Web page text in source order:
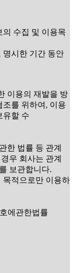
수집 및 이용목
명시한 기간 동안
이용의 재발을 방
조를 위하여, 이용
유할 수
한 법률 등 관계
우 회사는 관계
보관합니다.
목적으로만 이용하
에관한법률